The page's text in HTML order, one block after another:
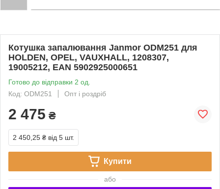
Котушка запалювання Janmor ODM251 для
HOLDEN, OPEL, VAUXHALL, 1208307,
19005212, EAN 5902925000651
Готово до відправки 2 од.
Код: ODM251
Опт і роздріб
2 475 ₴
2 450,25 ₴ від 5 шт.
Купити
або